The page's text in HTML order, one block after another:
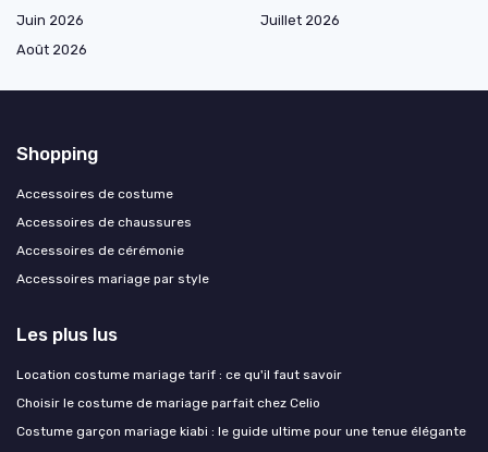
Juin 2026
Juillet 2026
Août 2026
Shopping
Accessoires de costume
Accessoires de chaussures
Accessoires de cérémonie
Accessoires mariage par style
Les plus lus
Location costume mariage tarif : ce qu'il faut savoir
Choisir le costume de mariage parfait chez Celio
Costume garçon mariage kiabi : le guide ultime pour une tenue élégante